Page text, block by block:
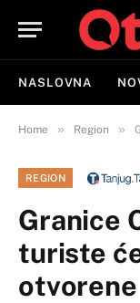
NASLOVNA
Home » Region »
REGION
Granice
turiste
otvorene